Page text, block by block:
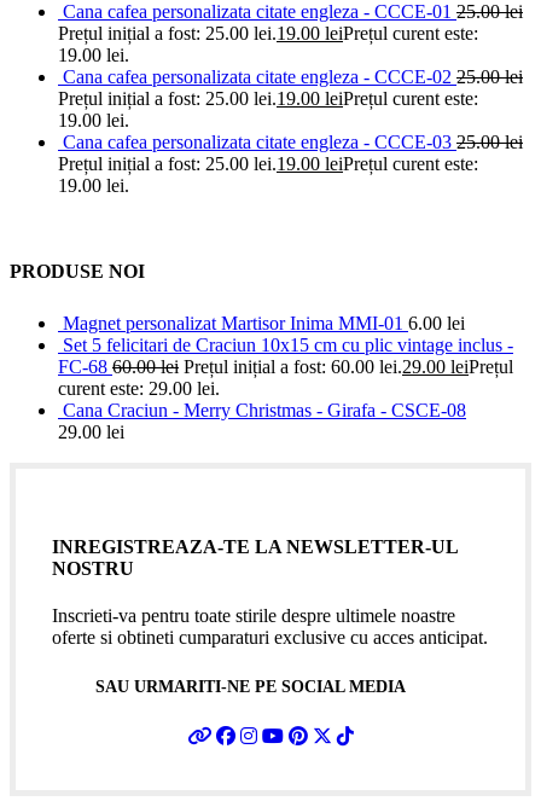
Cana cafea personalizata citate engleza - CCCE-01 25.00lei
Prețul inițial a fost: 25.00 lei.19.00 leiPrețul curent este:
19.00 lei.
Cana cafea personalizata citate engleza - CCCE-02 25.00lei
Prețul inițial a fost: 25.00 lei.19.00 leiPrețul curent este:
19.00 lei.
Cana cafea personalizata citate engleza - CCCE-03 25.00lei
Prețul inițial a fost: 25.00 lei.19.00 leiPrețul curent este:
19.00 lei.
PRODUSE NOI
Magnet personalizat Martisor Inima MMI-01 6.00 lei
Set 5 felicitari de Craciun 10x15 cm cu plic vintage inclus -
FC-68 60.00lei Prețul inițial a fost: 60.00 lei.29.00 leiPrețul
curent este: 29.00 lei.
Cana Craciun - Merry Christmas - Girafa - CSCE-08
29.00 lei
INREGISTREAZA-TE LA NEWSLETTER-UL
NOSTRU
Inscrieti-va pentru toate stirile despre ultimele noastre
oferte si obtineti cumparaturi exclusive cu acces anticipat.
SAU URMARITI-NE PE SOCIAL MEDIA